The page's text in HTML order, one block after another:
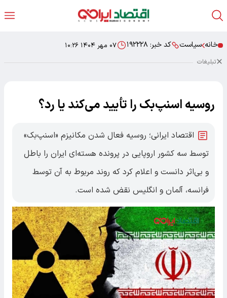
خانه سیاست کد خبر: ۱۹۲۲۲۸ ۰۷ مهر ۱۴۰۴ ۱۰:۲۶
تبلیغات
روسیه اسنپ‌بک را تأیید می‌کند یا رد؟
اقتصاد ایرانی؛ روسیه فعال شدن مکانیزم «اسنپ‌بک»
توسط سه کشور اروپایی در پرونده هسته‌ای ایران را باطل
و بی‌اثر دانست و اعلام کرد که روند مربوط به آن توسط
فرانسه، آلمان و انگلیس نقض شده است.